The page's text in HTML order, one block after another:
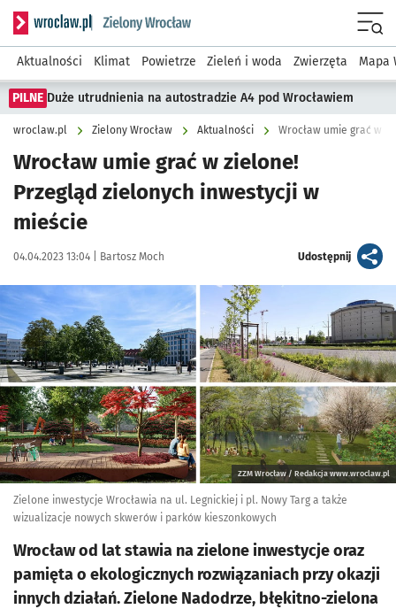
Serwis informacyjny wroclaw.pl podserwis: Środowisko we
Aktualności Klimat Powietrze Zieleń i woda Zwierzęta Mapa
PILNE Duże utrudnienia na autostradzie A4 pod Wrocławiem
wroclaw.pl Zielony Wrocław Aktualności Wrocław umie grać w
Wrocław umie grać w zielone!
Przegląd zielonych inwestycji w
mieście
Data publikacji:
04.04.2023 13:04 | Autor:
Bartosz Moch Udostępnijartykuł
Kliknij, aby powiększyć
ZZM Wrocław / Redakcja www.wroclaw.pl
Zielone inwestycje Wrocławia na ul. Legnickiej i pl. Nowy Targ a także
wizualizacje nowych skwerów i parków kieszonkowych
Wrocław od lat stawia na zielone inwestycje oraz
pamięta o ekologicznych rozwiązaniach przy okazji
innych działań. Zielone Nadodrze, błękitno-zielona